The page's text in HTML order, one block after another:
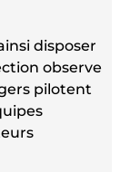
disposer
observe
pilotent